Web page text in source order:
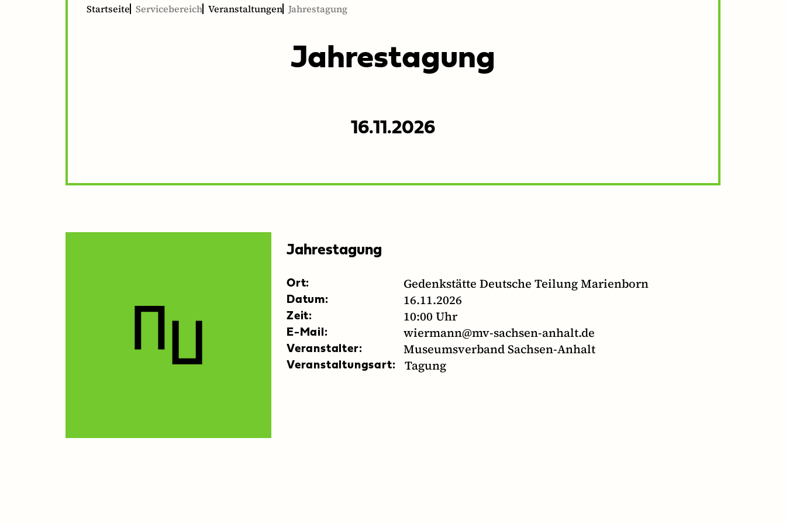
Startseite Servicebereich Veranstaltungen Jahrestagung
Jahresta­gung
16.11.2026
Jahrestagung
Ort: Gedenkstätte Deutsche Teilung Marienborn
Datum: 16.11.2026
Zeit: 10:00 Uhr
E-Mail: wiermann@mv-sachsen-anhalt.de
Veranstalter: Museumsverband Sachsen-Anhalt
Veranstaltungsart: Tagung